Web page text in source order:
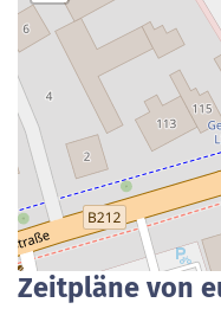
Zeitpläne von